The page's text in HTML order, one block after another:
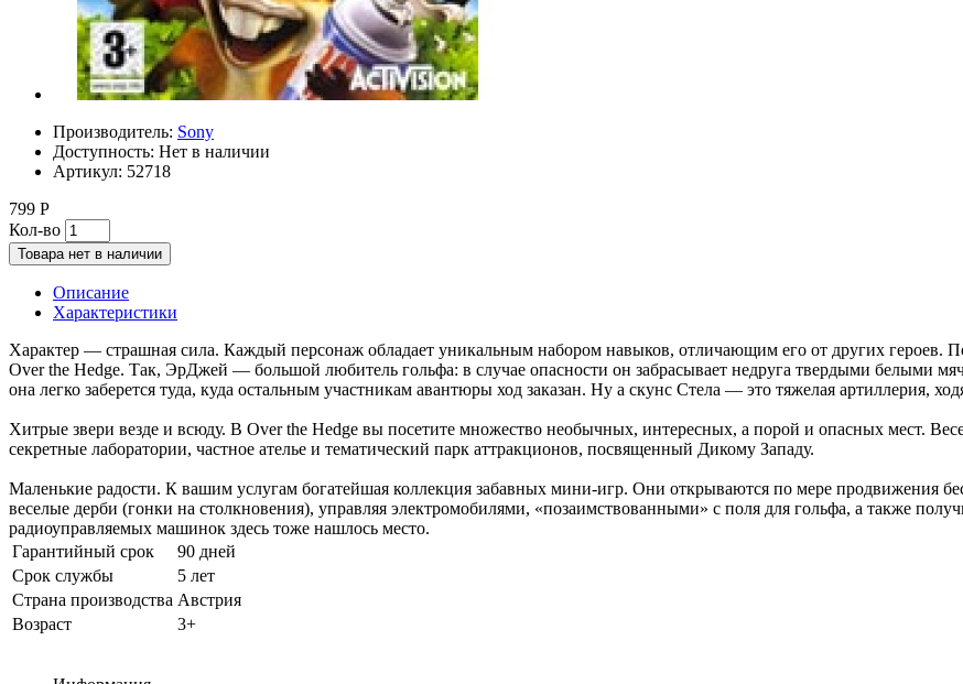
Производитель: Sony
Доступность: Нет в наличии
Артикул: 52718
799 Р
Кол-во
Товара нет в наличии
Описание
Характеристики
Характер — страшная сила. Каждый персонаж обладает уникальным набором навыков, отличающим его от других героев.
Over the Hedge. Так, ЭрДжей — большой любитель гольфа: в случае опасности он забрасывает недруга твердыми белыми
она легко заберется туда, куда остальным участникам авантюры ход заказан. Ну а скунс Стела — это тяжелая артиллерия,
Хитрые звери везде и всюду. В Over the Hedge вы посетите множество необычных, интересных, а порой и опасных мест.
секретные лаборатории, частное ателье и тематический парк аттракционов, посвященный Дикому Западу.
Маленькие радости. К вашим услугам богатейшая коллекция забавных мини-игр. Они открываются по мере продвижения
веселые дерби (гонки на столкновения), управляя электромобилями, «позаимствованными» с поля для гольфа, а также
радиоуправляемых машинок здесь тоже нашлось место.
Гарантийный срок
90 дней
Срок службы
5 лет
Страна производства Австрия
Возраст
3+